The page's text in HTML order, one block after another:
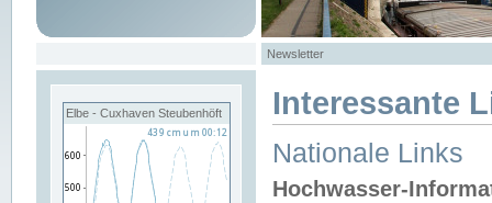
Newsletter
Elbe - Cuxhaven Steubenhöft Interessante
Nationale Links
Hochwasser-